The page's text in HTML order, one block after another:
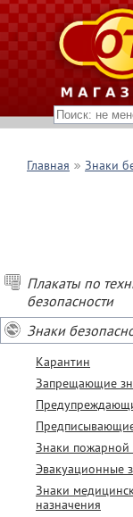
Главная Знаки
Плакаты по
безопасности
Знаки
Карантин
Запрещающие
Знаки пожарной
Эвакуационные
Знаки
назначения